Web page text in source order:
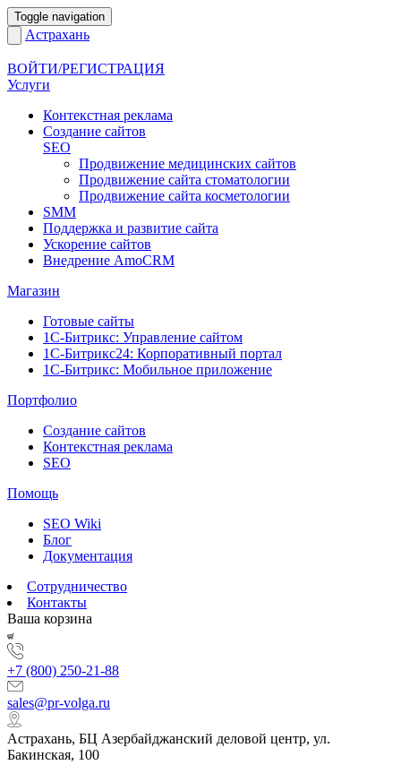
Toggle navigation
Астрахань
ВОЙТИ/РЕГИСТРАЦИЯ
Услуги
Контекстная реклама
Создание сайтов
SEO
Продвижение медицинских сайтов
Продвижение сайта стоматологии
Продвижение сайта косметологии
SMM
Поддержка и развитие сайта
Ускорение сайтов
Внедрение AmoCRM
Магазин
Готовые сайты
1С-Битрикс: Управление сайтом
1С-Битрикс24: Корпоративный портал
1С-Битрикс: Мобильное приложение
Портфолио
Создание сайтов
Контекстная реклама
SEO
Помощь
SEO Wiki
Блог
Документация
Сотрудничество
Контакты
Ваша корзина
+7 (800) 250-21-88
sales@pr-volga.ru
Астрахань, БЦ Азербайджанский деловой центр, ул.
Бакинская, 100